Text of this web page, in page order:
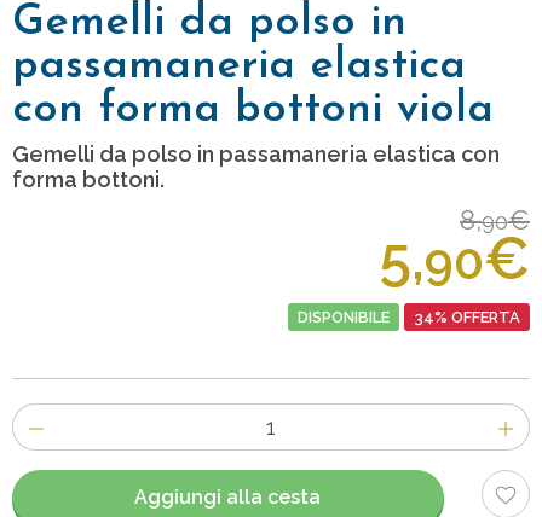
Gemelli da polso in
passamaneria elastica
con forma bottoni viola
Gemelli da polso in passamaneria elastica con
forma bottoni.
8,90€
5,90€
DISPONIBILE 34% OFFERTA
Numero
di
articoli
Aggiungi alla cesta